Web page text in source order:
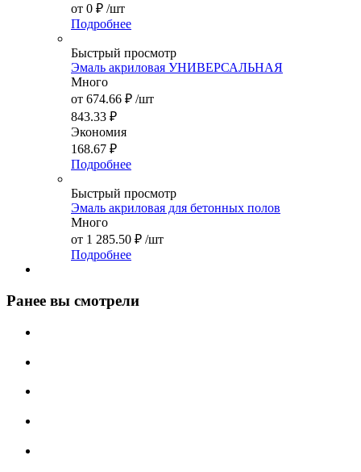
от 0 ₽ /шт
Подробнее
Быстрый просмотр
Эмаль акриловая УНИВЕРСАЛЬНАЯ
Много
от 674.66 ₽ /шт
843.33 ₽
Экономия
168.67 ₽
Подробнее
Быстрый просмотр
Эмаль акриловая для бетонных полов
Много
от 1 285.50 ₽ /шт
Подробнее
Ранее вы смотрели